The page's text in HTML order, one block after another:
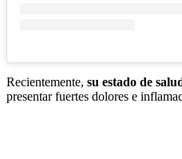
Recientemente, su estado de
presentar fuertes dolores e